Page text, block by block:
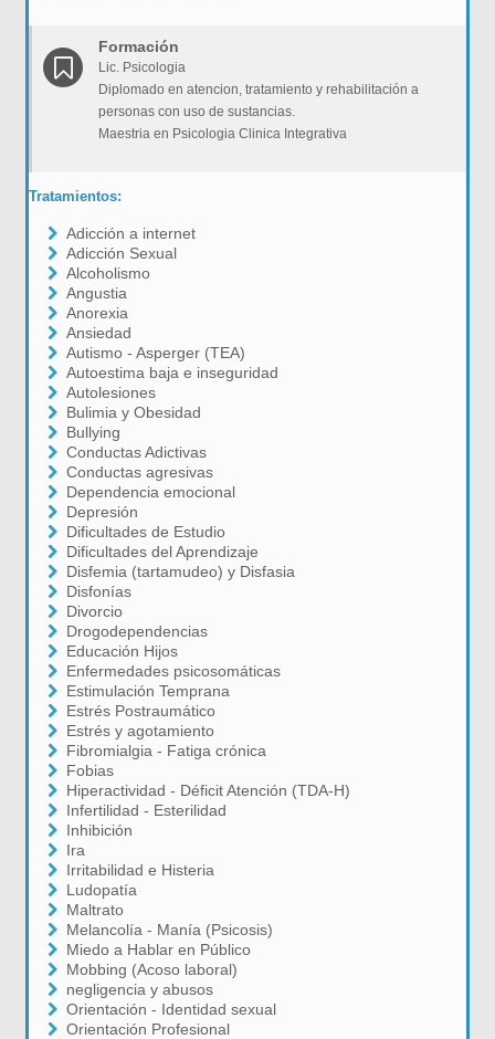
Formación
Lic. Psicologia
Diplomado en atencion, tratamiento y rehabilitación a
personas con uso de sustancias.
Maestria en Psicologia Clinica Integrativa
Tratamientos:
Adicción a internet
Adicción Sexual
Alcoholismo
Angustia
Anorexia
Ansiedad
Autismo - Asperger (TEA)
Autoestima baja e inseguridad
Autolesiones
Bulimia y Obesidad
Bullying
Conductas Adictivas
Conductas agresivas
Dependencia emocional
Depresión
Dificultades de Estudio
Dificultades del Aprendizaje
Disfemia (tartamudeo) y Disfasia
Disfonías
Divorcio
Drogodependencias
Educación Hijos
Enfermedades psicosomáticas
Estimulación Temprana
Estrés Postraumático
Estrés y agotamiento
Fibromialgia - Fatiga crónica
Fobias
Hiperactividad - Déficit Atención (TDA-H)
Infertilidad - Esterilidad
Inhibición
Ira
Irritabilidad e Histeria
Ludopatía
Maltrato
Melancolía - Manía (Psicosis)
Miedo a Hablar en Público
Mobbing (Acoso laboral)
negligencia y abusos
Orientación - Identidad sexual
Orientación Profesional